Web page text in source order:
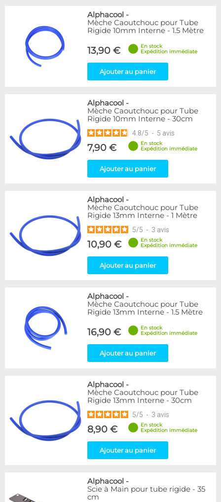
Alphacool -
Mèche Caoutchouc pour Tube
Rigide 10mm Interne - 1.5 Mètre
13,90 €
En stock
Expédition immédiate
Ajouter au panier
Alphacool -
Mèche Caoutchouc pour Tube
Rigide 10mm Interne - 30cm
4.8/5 - 5 avis
7,90 €
En stock
Expédition immédiate
Ajouter au panier
Alphacool -
Mèche Caoutchouc pour Tube
Rigide 13mm Interne - 1 Mètre
5/5 - 3 avis
10,90 €
En stock
Expédition immédiate
Ajouter au panier
Alphacool -
Mèche Caoutchouc pour Tube
Rigide 13mm Interne - 1.5 Mètre
16,90 €
En stock
Expédition immédiate
Ajouter au panier
Alphacool -
Mèche Caoutchouc pour Tube
Rigide 13mm Interne - 30cm
5/5 - 3 avis
8,90 €
En stock
Expédition immédiate
Ajouter au panier
Alphacool -
Scie à Main pour tube rigide - 35
cm